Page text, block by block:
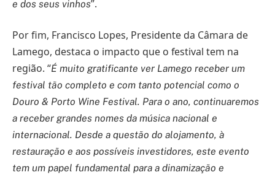
e dos seus vinhos”.
Por fim, Francisco Lopes, Presidente da Câmara de
Lamego, destaca o impacto que o festival tem na
região. “É muito gratificante ver Lamego receber um
festival tão completo e com tanto potencial como o
Douro & Porto Wine Festival. Para o ano, continuaremos
a receber grandes nomes da música nacional e
internacional. Desde a questão do alojamento, à
restauração e aos possíveis investidores, este evento
tem um papel fundamental para a dinamização e